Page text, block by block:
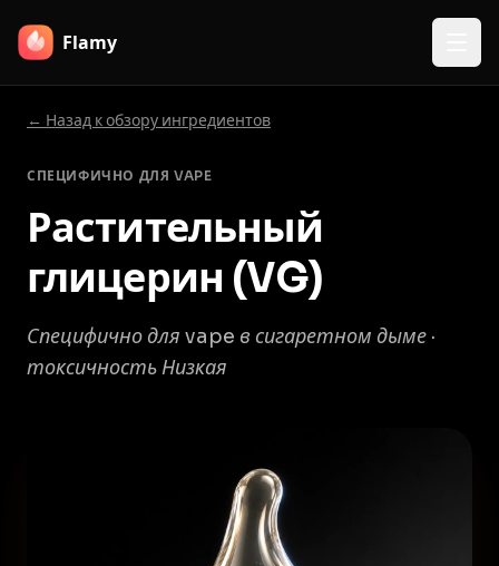
Flamy
← Назад к обзору ингредиентов
СПЕЦИФИЧНО ДЛЯ VAPE
Растительный
глицерин (VG)
Специфично для vape в сигаретном дыме ·
токсичность Низкая